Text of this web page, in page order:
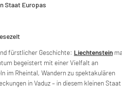
Staat Europas
fürstlicher Geschichte: Liechtenstein
begeistert mit einer Vielfalt an
im Rheintal, Wandern zu spektakulären
in Vaduz – in diesem kleinen Staat